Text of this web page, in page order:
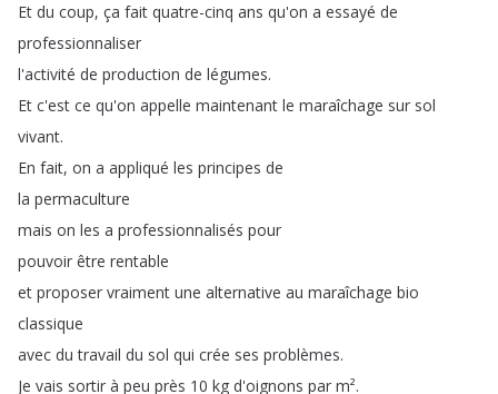
Et du coup, ça fait quatre-cinq ans qu'on a essayé de
professionnaliser
l'activité de production de légumes.
Et c'est ce qu'on appelle maintenant le maraîchage sur sol
vivant.
En fait, on a appliqué les principes de
la permaculture
mais on les a professionnalisés pour
pouvoir être rentable
et proposer vraiment une alternative au maraîchage bio
classique
avec du travail du sol qui crée ses problèmes.
Je vais sortir à peu près 10 kg d'oignons par m².